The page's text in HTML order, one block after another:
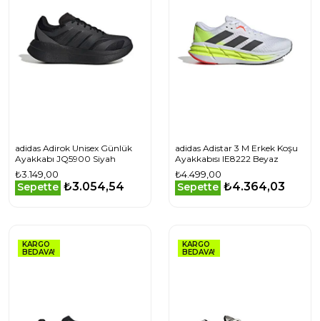
adidas Adirok Unisex Günlük
Ayakkabı JQ5900 Siyah
₺3.149,00
Sepette ₺3.054,54
adidas Adistar 3 M Erkek Koşu
Ayakkabısı IE8222 Beyaz
₺4.499,00
Sepette ₺4.364,03
KARGO
BEDAVA!
KARGO
BEDAVA!